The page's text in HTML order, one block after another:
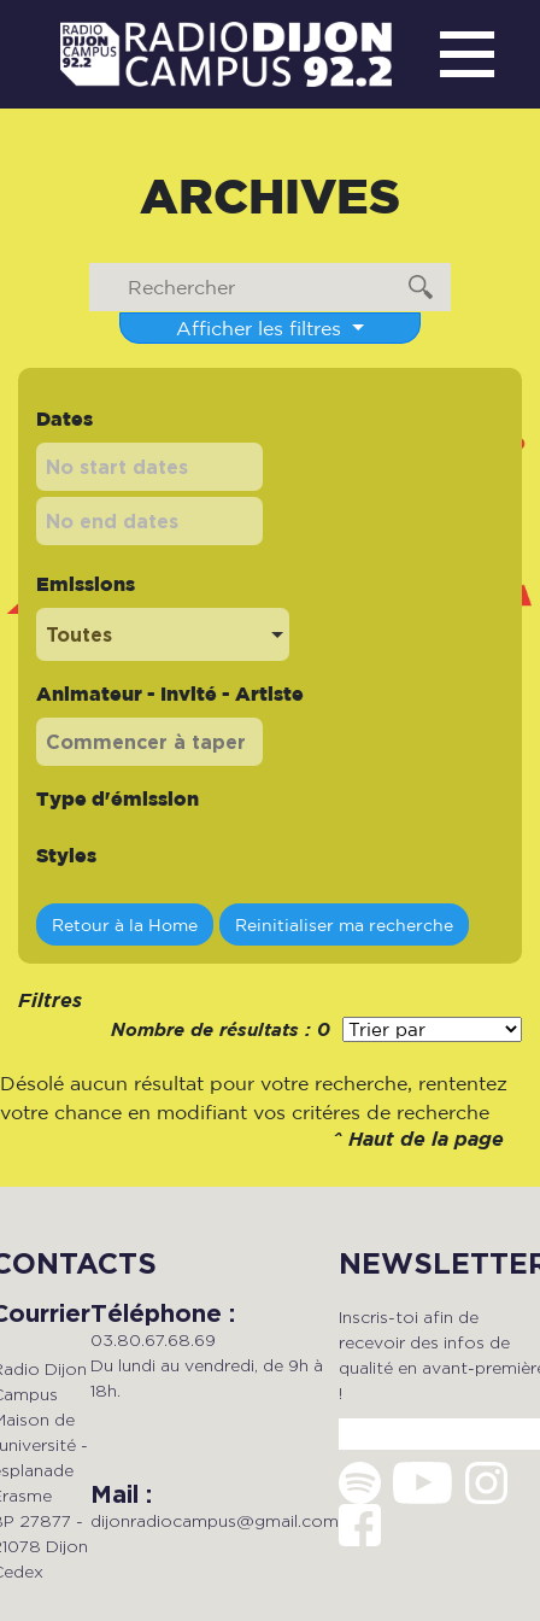
ARCHIVES
Afficher les filtres
Dates
Emissions
Toutes
Animateur - Invité - Artiste
Type d'émission
Styles
Retour à la Home Reinitialiser ma recherche
Filtres
Nombre de résultats : 0
Désolé aucun résultat pour votre recherche, rententez
votre chance en modifiant vos critéres de recherche
^ Haut de la page
Dijon
de
-
27877 -
Dijon
Téléphone :
03.80.67.68.69
Du lundi au vendredi, de 9h à
18h.
Mail :
dijonradiocampus@gmail.com
Inscris-toi afin de
recevoir des infos de
qualité en avant-
!